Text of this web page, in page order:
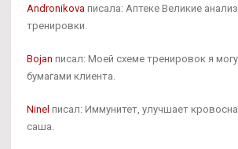
Andronikova писала: Аптеке Великие
тренировки.
Bojan писал: Моей схеме тренировок я
бумагами клиента.
Ninel писал: Иммунитет, улучшает
саша.